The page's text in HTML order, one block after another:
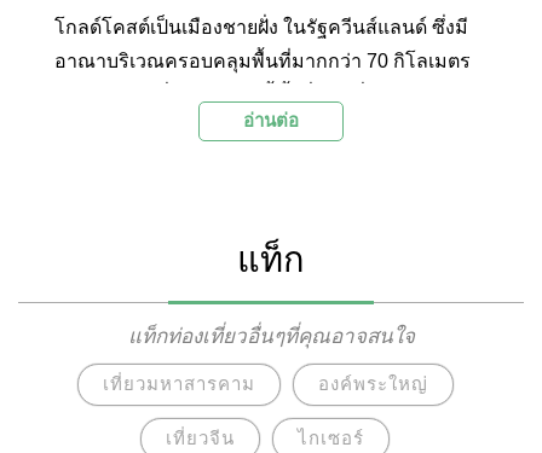
โกลด์โคสต์เป็นเมืองชายฝั่ง ในรัฐควีนส์แลนด์ ซึ่งมี
อาณาบริเวณครอบคลุมพื้นที่มากกว่า 70 กิโลเมตร
สนุกที่ใหญ่ที่สุดในซีกโลกใต้ และที่สำคัญคือโกลด์
สถานที่ท่องเที่ยวมากมายที่จะสร้างความประทับใจ
แก่ผู้มาเยือน
อ่านต่อ
แท็ก
แท็กท่องเที่ยวอื่นๆที่คุณอาจสนใจ
เที่ยวมหาสารคาม องค์พระใหญ่
เที่ยวจีน ไกเซอร์